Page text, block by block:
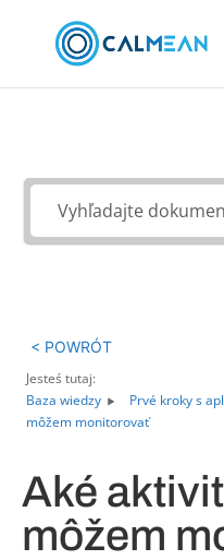
< POWRÓT
Jesteś tutaj:
Baza wiedzy
Prvé kroky s
môžem monitorovať
Aké
môžem